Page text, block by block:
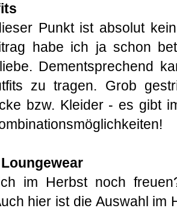
Punkt ist absolut
habe ich ja schon
Dementsprechend
zu tragen. Grob
bzw. Kleider - es gibt
im Herbst noch
hier ist die Auswahl im